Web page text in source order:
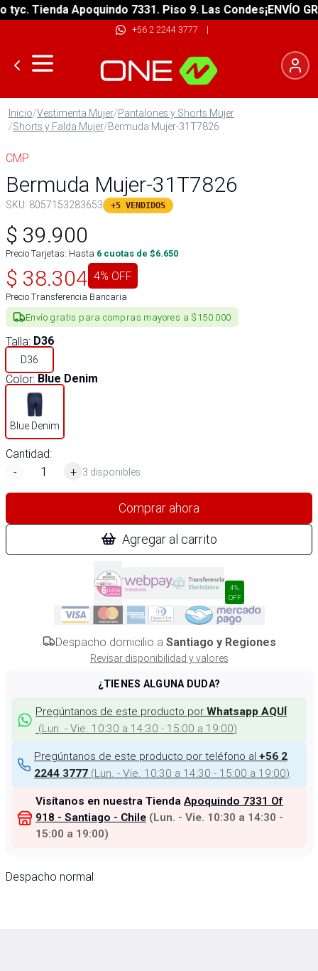
Tienda Apoquindo 7331. Piso 9. Las Condes¡ENVÍO
+56 2 2244 3777 |
Inicio/Vestimenta Mujer/Pantalones y Shorts Mujer
/Shorts y Falda Mujer/Bermuda Mujer-31T7826
CMP
Bermuda Mujer-31T7826
SKU: 8057153283653 +5 VENDIDOS
$ 39.900
Precio Tarjetas: Hasta 6 cuotas de $6.650
$ 38.304 4% OFF
Precio Transferencia Bancaria
Envío gratis para compras mayores a $150.000
Talla: D36
D36
Color: Blue Denim
Blue Denim
Cantidad:
-
+ 3 disponibles
Comprar ahora
Agregar al carrito
4%
OFF
Despacho domicilio a Santiago y Regiones
Revisar disponibilidad y valores
¿TIENES ALGUNA DUDA?
Pregúntanos de este producto por Whatsapp AQUÍ
(Lun. - Vie. 10:30 a 14:30 - 15:00 a 19:00)
Pregúntanos de este producto por teléfono al +56 2
2244 3777 (Lun. - Vie. 10:30 a 14:30 - 15:00 a 19:00)
Visítanos en nuestra Tienda Apoquindo 7331 Of
918 - Santiago - Chile (Lun. - Vie. 10:30 a 14:30 -
15:00 a 19:00)
Despacho normal